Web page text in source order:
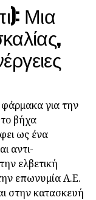
Μια
για την
βήχα
ως ένα
αντι-
ελβετική
επωνυμία Α.Ε.
στην κατασκευή